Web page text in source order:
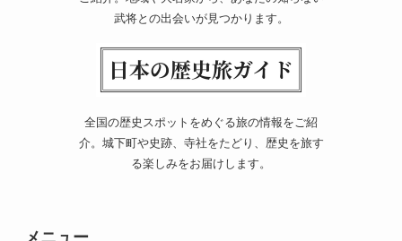
武将との出会いが見つかります。
全国の歴史スポットをめぐる旅の情報をご紹
介。城下町や史跡、寺社をたどり、歴史を旅す
る楽しみをお届けします。
メニュー